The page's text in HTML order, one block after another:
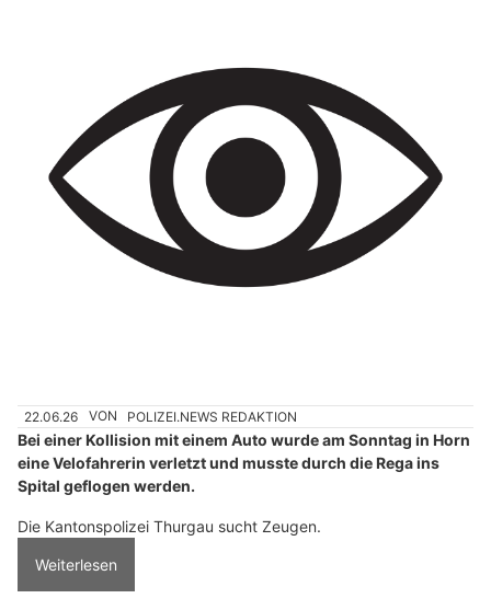
22.06.26 VON POLIZEI.NEWS REDAKTION
Bei einer Kollision mit einem Auto wurde am Sonntag in Horn
eine Velofahrerin verletzt und musste durch die Rega ins
Spital geflogen werden.
Die Kantonspolizei Thurgau sucht Zeugen.
Weiterlesen